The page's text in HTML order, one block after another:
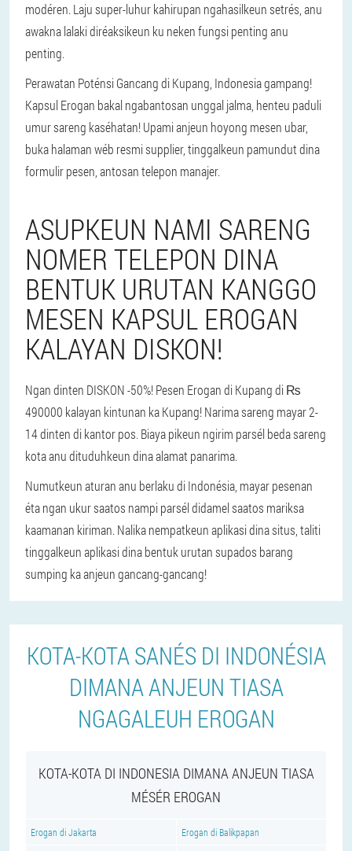
modéren. Laju super-luhur kahirupan ngahasilkeun setrés, anu
awakna lalaki diréaksikeun ku neken fungsi penting anu
penting.
Perawatan Poténsi Gancang di Kupang, Indonesia gampang!
Kapsul Erogan bakal ngabantosan unggal jalma, henteu paduli
umur sareng kaséhatan! Upami anjeun hoyong mesen ubar,
buka halaman wéb resmi supplier, tinggalkeun pamundut dina
formulir pesen, antosan telepon manajer.
ASUPKEUN NAMI SARENG
NOMER TELEPON DINA
BENTUK URUTAN KANGGO
MESEN KAPSUL EROGAN
KALAYAN DISKON!
Ngan dinten DISKON -50%! Pesen Erogan di Kupang di ₨
490000 kalayan kintunan ka Kupang! Narima sareng mayar 2-
14 dinten di kantor pos. Biaya pikeun ngirim parsél beda sareng
kota anu dituduhkeun dina alamat panarima.
Numutkeun aturan anu berlaku di Indonésia, mayar pesenan
éta ngan ukur saatos nampi parsél didamel saatos mariksa
kaamanan kiriman. Nalika nempatkeun aplikasi dina situs, taliti
tinggalkeun aplikasi dina bentuk urutan supados barang
sumping ka anjeun gancang-gancang!
KOTA-KOTA SANÉS DI INDONÉSIA
DIMANA ANJEUN TIASA
NGAGALEUH EROGAN
KOTA-KOTA DI INDONESIA DIMANA ANJEUN TIASA
MÉSÉR EROGAN
Erogan di Jakarta Erogan di Balikpapan